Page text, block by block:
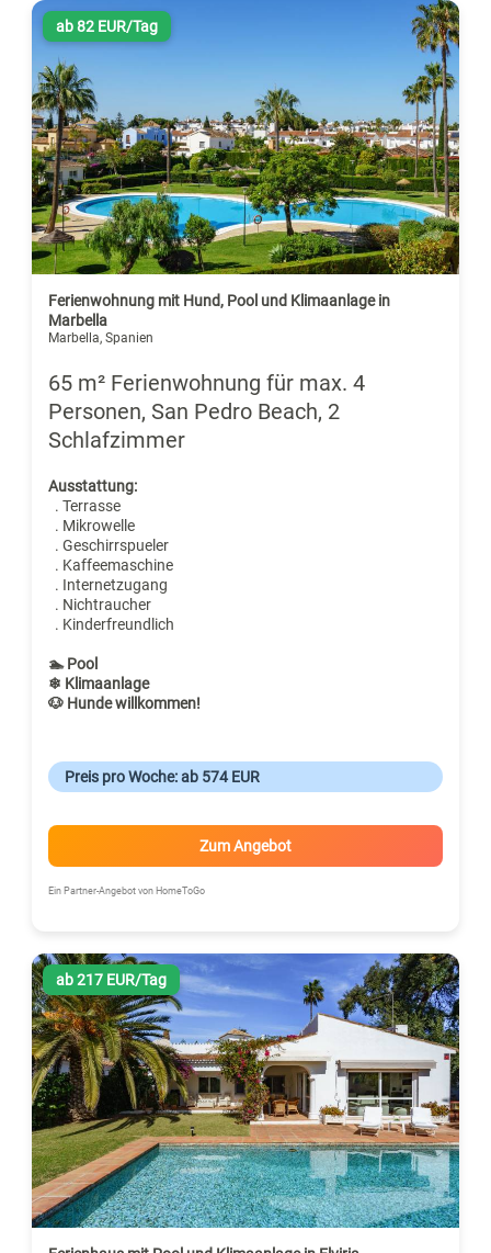
ab 82 EUR/Tag
Ferienwohnung mit Hund, Pool und Klimaanlage in
Marbella
Marbella, Spanien
65 m² Ferienwohnung für max. 4
Personen, San Pedro Beach, 2
Schlafzimmer
Ausstattung:
. Terrasse
. Mikrowelle
. Geschirrspueler
. Kaffeemaschine
. Internetzugang
. Nichtraucher
. Kinderfreundlich
🏊 Pool
❄ Klimaanlage
🐶 Hunde willkommen!
Preis pro Woche: ab 574 EUR
Zum Angebot
Ein Partner-Angebot von HomeToGo
ab 217 EUR/Tag